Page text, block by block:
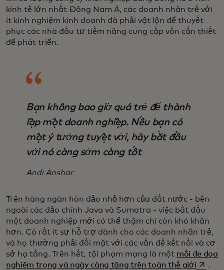
kinh tế lớn nhất Đông Nam Á, các doanh nhân trẻ với
ít kinh nghiệm kinh doanh đã phải vật lộn để thuyết
phục các nhà đầu tư tiềm năng cung cấp vốn cần thiết
để phát triển.
Bạn không bao giờ quá trẻ để thành
lập một doanh nghiệp. Nếu bạn có
một ý tưởng tuyệt vời, hãy bắt đầu
với nó càng sớm càng tốt
Andi Anshar
Trên hàng ngàn hòn đảo nhỏ hơn của đất nước - bên
ngoài các đảo chính Java và Sumatra - việc bắt đầu
một doanh nghiệp mới có thể thậm chí còn khó khăn
hơn. Có rất ít sự hỗ trợ dành cho các doanh nhân trẻ,
và họ thường phải đối mặt với các vấn đề kết nối và cơ
sở hạ tầng. Trên hết, tội phạm mạng là một mối đe dọa
nghiêm trọng và ngày càng tăng trên toàn thế giớiopens
.